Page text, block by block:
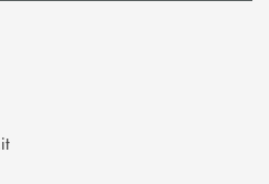
apre l’app di posta elettronica)
(si apre l’app di posta elettronica)